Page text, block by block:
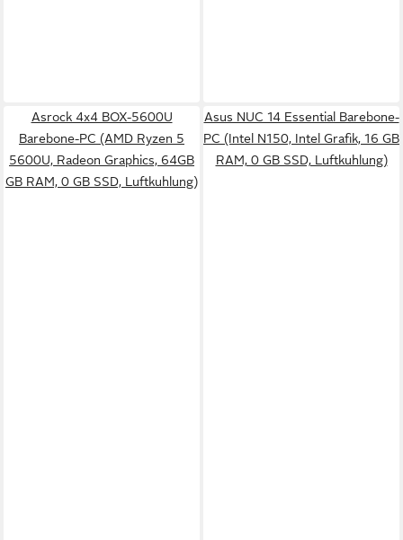
Asrock 4x4 BOX-5600U
Barebone-PC (AMD Ryzen 5
5600U, Radeon Graphics, 64GB
GB RAM, 0 GB SSD, Luftkuhlung)
Asus NUC 14 Essential Barebone-
PC (Intel N150, Intel Grafik, 16 GB
RAM, 0 GB SSD, Luftkuhlung)